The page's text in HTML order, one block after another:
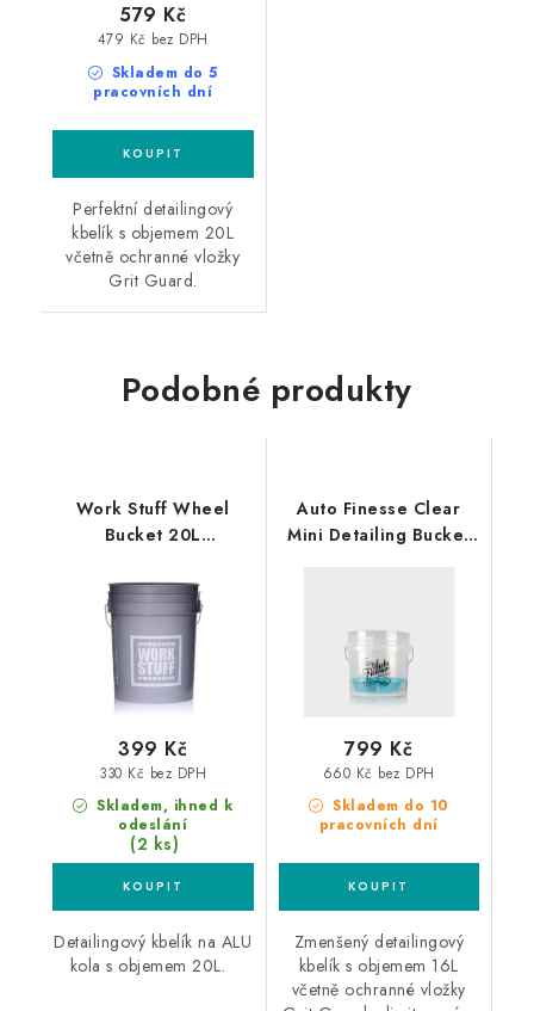
Skladem do 5
pracovních dní
479 Kč bez DPH
579 Kč
Perfektní detailingový
kbelík s objemem 20L
včetně ochranné vložky
Grit Guard.
Podobné produkty
Work Stuff Wheel
Bucket 20L
Skladem, ihned k
odeslání
(2 ks)
330 Kč bez DPH
399 Kč
Detailingový kbelík na ALU
kola s objemem 20L.
Auto Finesse Clear
Mini Detailing Bucket
Skladem do 10
pracovních dní
660 Kč bez DPH
799 Kč
Zmenšený detailingový
kbelík s objemem 16L
včetně ochranné vložky